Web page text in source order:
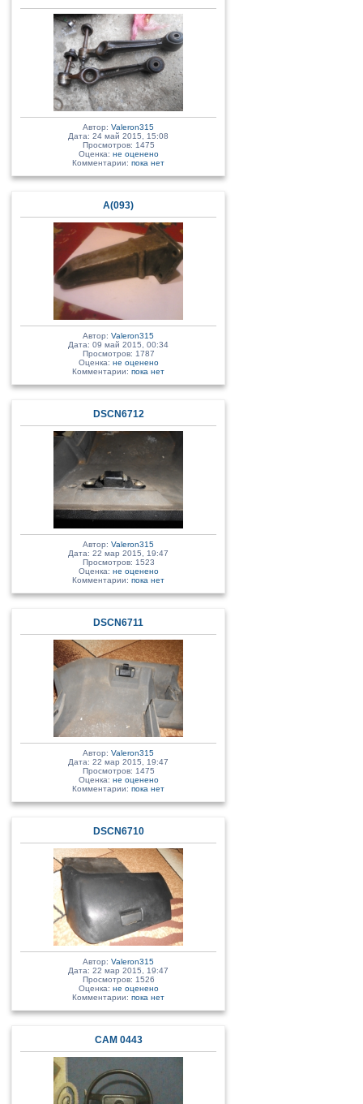
Автор: Valeron315
Дата: 24 май 2015, 15:08
Просмотров: 1475
Оценка: не оценено
Комментарии: пока нет
А(093)
Автор: Valeron315
Дата: 09 май 2015, 00:34
Просмотров: 1787
Оценка: не оценено
Комментарии: пока нет
DSCN6712
Автор: Valeron315
Дата: 22 мар 2015, 19:47
Просмотров: 1523
Оценка: не оценено
Комментарии: пока нет
DSCN6711
Автор: Valeron315
Дата: 22 мар 2015, 19:47
Просмотров: 1475
Оценка: не оценено
Комментарии: пока нет
DSCN6710
Автор: Valeron315
Дата: 22 мар 2015, 19:47
Просмотров: 1526
Оценка: не оценено
Комментарии: пока нет
CAM 0443